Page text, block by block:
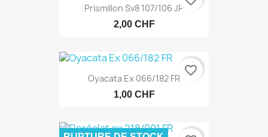
Prismillon Sv8 107/106 JP
2,00 CHF
Oyacata Ex 066/182 FR
1,00 CHF
favorite_border